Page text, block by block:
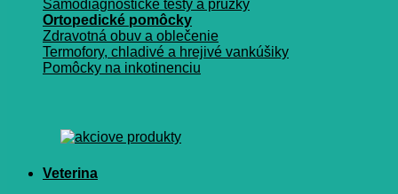
Samodiagnostické testy a prúžky
Ortopedické pomôcky
Zdravotná obuv a oblečenie
Termofory, chladivé a hrejivé vankúšiky
Pomôcky na inkotinenciu
Veterina